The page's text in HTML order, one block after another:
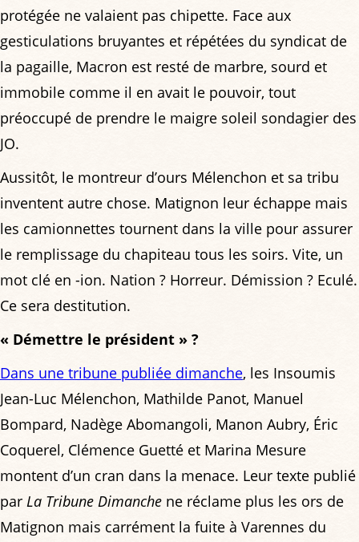
protégée ne valaient pas chipette. Face aux
gesticulations bruyantes et répétées du syndicat de
la pagaille, Macron est resté de marbre, sourd et
immobile comme il en avait le pouvoir, tout
préoccupé de prendre le maigre soleil sondagier des
JO.
Aussitôt, le montreur d’ours Mélenchon et sa tribu
inventent autre chose. Matignon leur échappe mais
les camionnettes tournent dans la ville pour assurer
le remplissage du chapiteau tous les soirs. Vite, un
mot clé en -ion. Nation ? Horreur. Démission ? Eculé.
Ce sera destitution.
« Démettre le président » ?
Dans une tribune publiée dimanche, les Insoumis
Jean-Luc Mélenchon, Mathilde Panot, Manuel
Bompard, Nadège Abomangoli, Manon Aubry, Éric
Coquerel, Clémence Guetté et Marina Mesure
montent d’un cran dans la menace. Leur texte publié
par La Tribune Dimanche ne réclame plus les ors de
Matignon mais carrément la fuite à Varennes du